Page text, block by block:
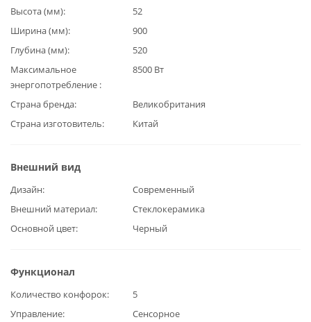
Высота (мм)
52
Ширина (мм)
900
Глубина (мм)
520
Максимальное
энергопотребление
8500 Вт
Страна бренда
Великобритания
Страна изготовитель
Китай
Внешний вид
Дизайн
Современный
Внешний материал
Стеклокерамика
Основной цвет
Черный
Функционал
Количество конфорок
5
Управление
Сенсорное